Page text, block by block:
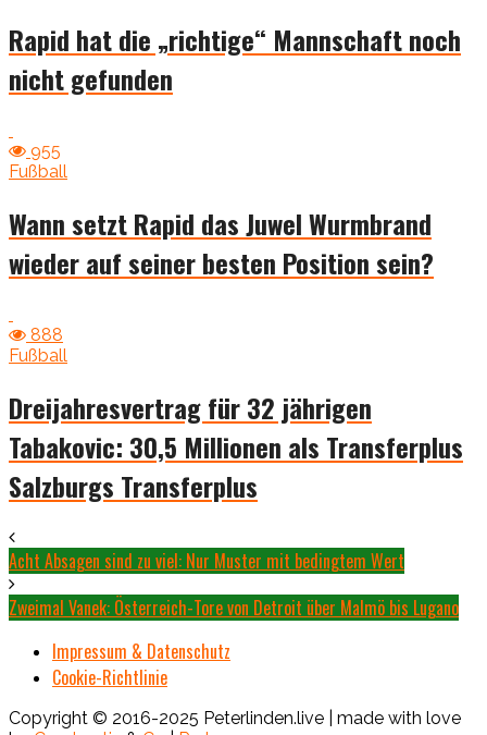
Rapid hat die „richtige“ Mannschaft noch
nicht gefunden
955
Fußball
Wann setzt Rapid das Juwel Wurmbrand
wieder auf seiner besten Position sein?
888
Fußball
Dreijahresvertrag für 32 jährigen
Tabakovic: 30,5 Millionen als Transferplus
Salzburgs Transferplus
Acht Absagen sind zu viel: Nur Muster mit bedingtem Wert
Zweimal Vanek: Österreich-Tore von Detroit über Malmö bis Lugano
Impressum & Datenschutz
Cookie-Richtlinie
Copyright © 2016-2025 Peterlinden.live | made with love